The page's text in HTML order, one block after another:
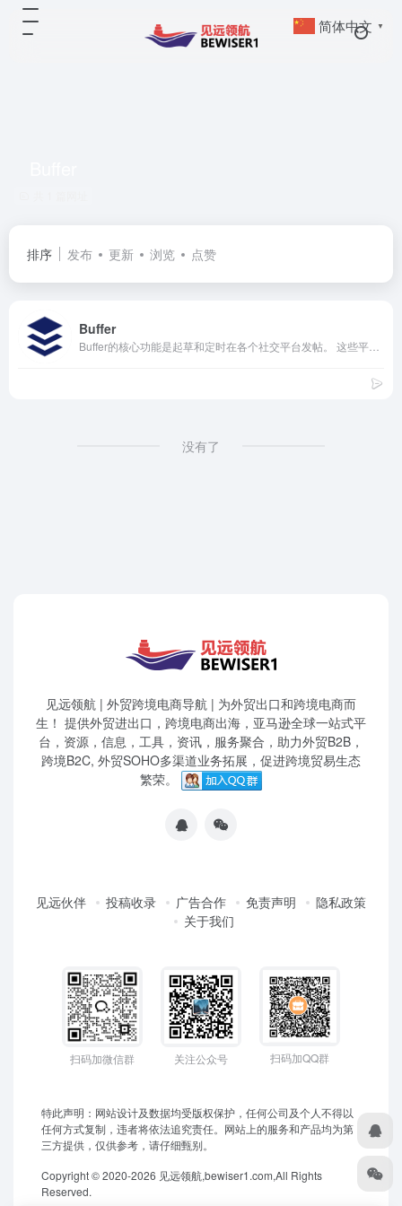
排序 发布 更新 浏览 点赞
Buffer
没有了
见远领航 | 外贸跨境电商导航 | 为外贸出口和跨境电商而
生！ 提供外贸进出口，跨境电商出海，亚马逊全球一站式平
台，资源，信息，工具，资讯，服务聚合，助力外贸B2B，
跨境B2C, 外贸SOHO多渠道业务拓展，促进跨境贸易生态
繁荣。
见远伙伴 投稿收录 广告合作 免责声明
隐私政策
关于我们
扫码加微信群 关注公众号 扫码加QQ群
特此声明：网站设计及数据均受版权保护，任何公司及个人不得以
任何方式复制，违者将依法追究责任。网站上的服务和产品均为第
三方提供，仅供参考，请仔细甄别。
Copyright © 2020-2026 见远领航,bewiser1.com,All Rights
Reserved.
简体中文 ▼